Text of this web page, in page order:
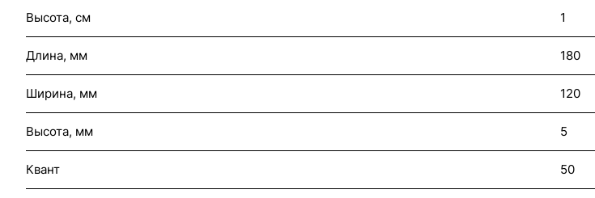
Высота, см 1
Длина, мм 180
Ширина, мм 120
Высота, мм 5
Квант 50